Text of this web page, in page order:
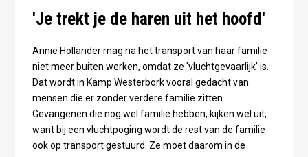
'Je trekt je de haren uit het hoofd'
Annie Hollander mag na het transport van haar familie
niet meer buiten werken, omdat ze 'vluchtgevaarlijk' is.
Dat wordt in Kamp Westerbork vooral gedacht van
mensen die er zonder verdere familie zitten.
Gevangenen die nog wel familie hebben, kijken wel uit,
want bij een vluchtpoging wordt de rest van de familie
ook op transport gestuurd. Ze moet daarom in de